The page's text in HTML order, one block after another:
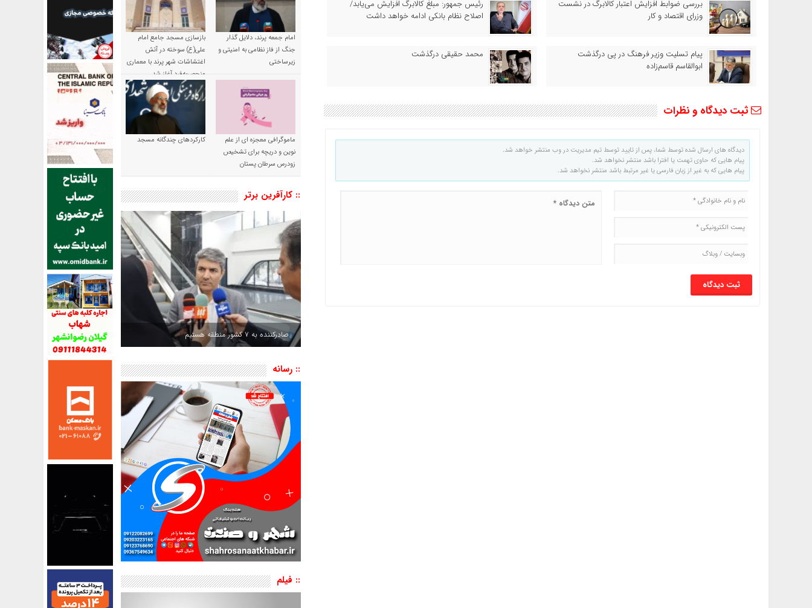
بررسی ضوابط افزایش اعتبار کالابرگ در نشست
وزرای اقتصاد و کار
رئیس‌ جمهور: مبلغ کالابرگ افزایش می‌یابد/
اصلاح نظام بانکی ادامه خواهد داشت
پیام تسلیت وزیر فرهنگ در پی درگذشت
ابوالقاسم قاسم‌زاده
محمد حقیقی درگذشت
ثبت دیدگاه و نظرات
دیدگاه های ارسال شده توسط شما، پس از تایید توسط تیم مدیریت در وب منتشر خواهد شد.
پیام هایی که حاوی تهمت یا افترا باشد منتشر نخواهد شد.
پیام هایی که به غیر از زبان فارسی یا غیر مرتبط باشد منتشر نخواهد شد.
امام جمعه پرند، دلایل گذار
جنگ از فاز نظامی به امنیتی و
زیرساختی
بازسازی مسجد جامع امام
علی(ع) سوخته در آتش
اغتشاشات شهر پرند با معماری
منحصربه‌فرد آغاز شد
ماموگرافی معجزه ای از علم
نوین و دریچه برای تشخیص
زودرس سرطان پستان
کارکردهای چندگانه مسجد
:: کارآفرین برتر
صادرکننده به ۷ کشور منطقه هستیم
:: رسانه
:: فیلم
نمایشگر